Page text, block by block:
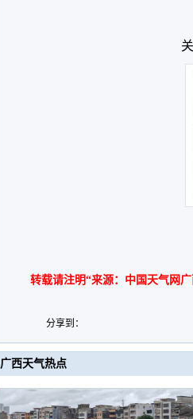
转载请注明“来源：中国天气网
分享到：
广西天气热点